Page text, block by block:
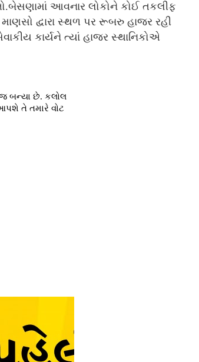
આવનાર લોકોને કોઈ તકલીફ
દ્વારા સ્થળ પર રૂબરુ હાજર રહી
કાર્યને ત્યાં હાજર સ્થાનિકોએ